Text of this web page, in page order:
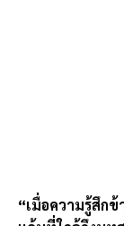
“เมื่อความรู้สึก